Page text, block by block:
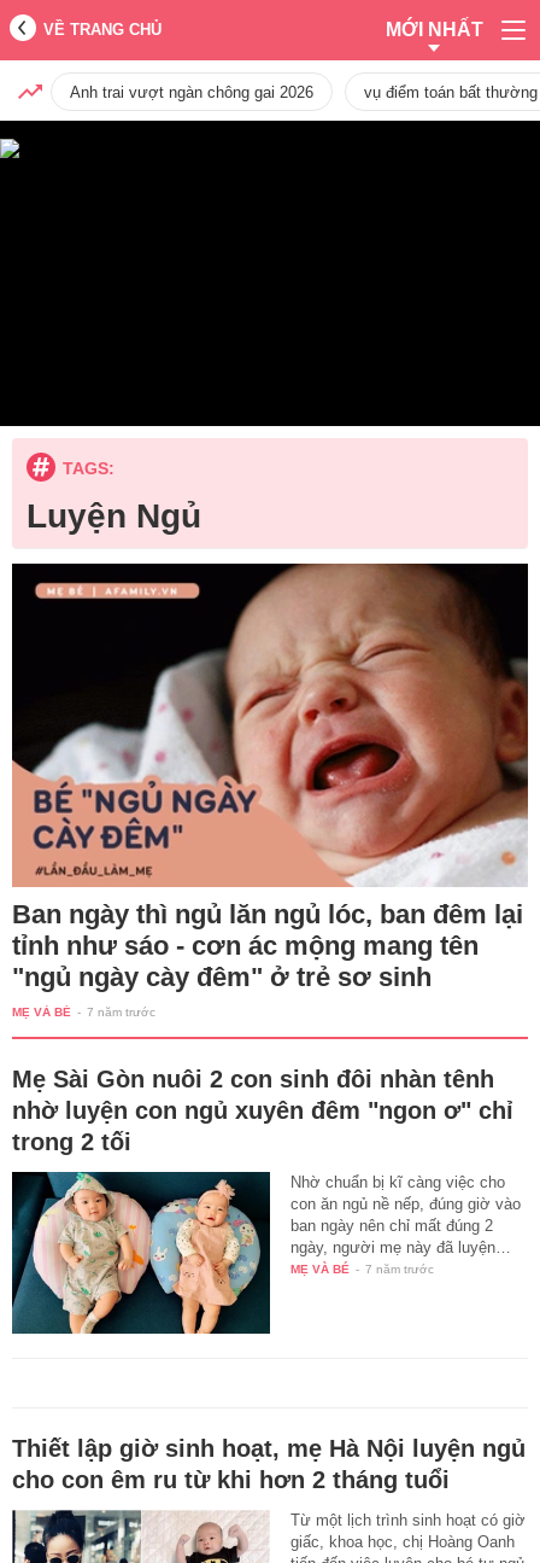
VỀ TRANG CHỦ MỚI NHẤT
Anh trai vượt ngàn chông gai 2026 vụ điểm toán bất
TAGS:
Luyện Ngủ
Ban ngày thì ngủ lăn ngủ lóc, ban đêm lại
tỉnh như sáo - cơn ác mộng mang tên
"ngủ ngày cày đêm" ở trẻ sơ sinh
MẸ VÀ BÉ - 7 năm trước
Mẹ Sài Gòn nuôi 2 con sinh đôi nhàn tênh
nhờ luyện con ngủ xuyên đêm "ngon ơ" chỉ
trong 2 tối
Nhờ chuẩn bị kĩ càng việc cho
con ăn ngủ nề nếp, đúng giờ vào
ban ngày nên chỉ mất đúng 2
ngày, người mẹ này đã luyện…
MẸ VÀ BÉ - 7 năm trước
Thiết lập giờ sinh hoạt, mẹ Hà Nội luyện ngủ
cho con êm ru từ khi hơn 2 tháng tuổi
Từ một lịch trình sinh hoạt có giờ
giấc, khoa học, chị Hoàng Oanh